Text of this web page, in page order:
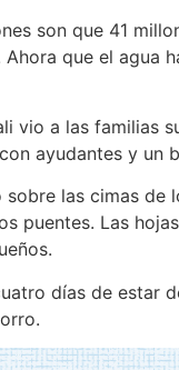
son que 41
Ahora que el agua
vio a las familias
ayudantes y un
las cimas de
puentes. Las
días de estar